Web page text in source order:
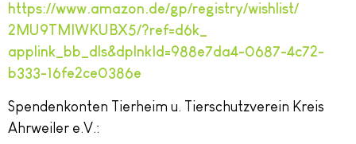
https://www.amazon.de/gp/registry/wishlist/
2MU9TMIWKUBX5/?ref=d6k_
applink_bb_dls&dplnkId=988e7da4-0687-4c72-
b333-16fe2ce0386e
Spendenkonten Tierheim u. Tierschutzverein Kreis
Ahrweiler e.V.: